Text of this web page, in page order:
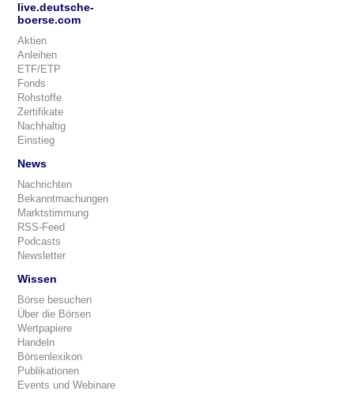
live.deutsche-
boerse.com
Aktien
Anleihen
ETF/ETP
Fonds
Rohstoffe
Zertifikate
Nachhaltig
Einstieg
News
Nachrichten
Bekanntmachungen
Marktstimmung
RSS-Feed
Podcasts
Newsletter
Wissen
Börse besuchen
Über die Börsen
Wertpapiere
Handeln
Börsenlexikon
Publikationen
Events und Webinare